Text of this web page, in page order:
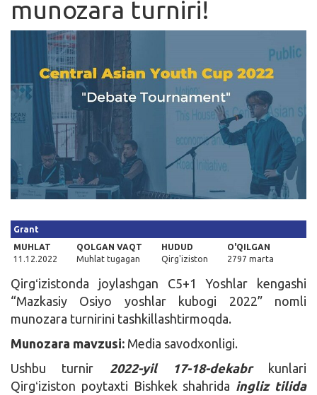
Yana
Qidirish
Kirish
munozara turniri!
Grant
MUHLAT
11.12.2022
QOLGAN VAQT
Muhlat tugagan
HUDUD
Qirg'iziston
O'QILGAN
2797 marta
Qirgʻizistonda joylashgan C5+1 Yoshlar kengashi
“Mazkasiy Osiyo yoshlar kubogi 2022” nomli
munozara turnirini tashkillashtirmoqda.
Munozara mavzusi: Media savodxonligi.
Ushbu turnir 2022-yil 17-18-dekabrkunlari
Qirgʻiziston poytaxti Bishkek shahrida ingliz tilida